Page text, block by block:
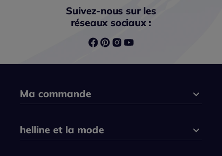
Suivez-nous sur les
réseaux sociaux :
Ma commande
helline et la mode